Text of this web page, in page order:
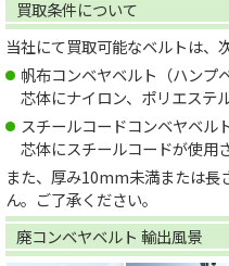
買取条件について
当社にて買取可能なベルトは、
帆布コンベヤベルト（ハンプ
芯体にナイロン、ポリエステ
スチールコードコンベヤベル
芯体にスチールコードが使用
また、厚み10mm未満または長
ん。ご了承ください。
廃コンベヤベルト 輸出風景